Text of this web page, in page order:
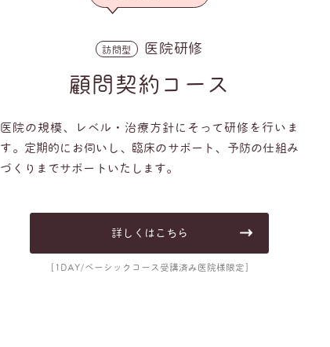
訪問型 医院研修
顧問契約コース
医院の規模、レベル・治療方針にそって研修を行いま
す。定期的にお伺いし、臨床のサポート、予防の仕組み
づくりまでサポートいたします。
詳しくはこちら
[1DAY/ベーシックコース受講済み医院様限定]